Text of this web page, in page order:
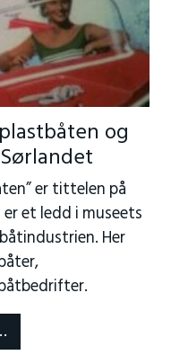
og
er tittelen på
et ledd i museets
Her